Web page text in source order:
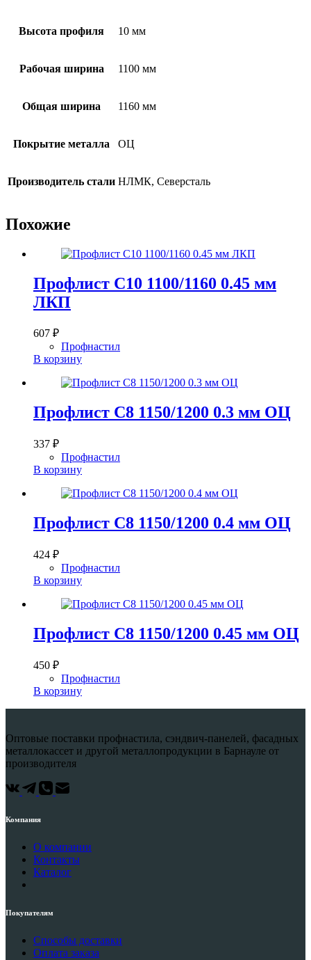
Высота профиля 10 мм
Рабочая ширина 1100 мм
Общая ширина 1160 мм
Покрытие металла ОЦ
Производитель стали НЛМК, Северсталь
Похожие
Профлист С10 1100/1160 0.45 мм
ЛКП
607 ₽
Профнастил
В корзину
Профлист С8 1150/1200 0.3 мм ОЦ
337 ₽
Профнастил
В корзину
Профлист С8 1150/1200 0.4 мм ОЦ
424 ₽
Профнастил
В корзину
Профлист С8 1150/1200 0.45 мм ОЦ
450 ₽
Профнастил
В корзину
Оптовые поставки профнастила, сэндвич-панелей, фасадных
металлокассет и другой металлопродукции в Барнауле от
производителя
Компания
О компании
Контакты
Каталог
Покупателям
Способы доставки
Оплата заказа